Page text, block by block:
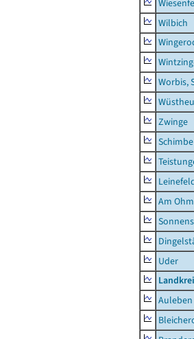
Wilbich
Worbis,
Zwinge
Am
Uder
Auleben